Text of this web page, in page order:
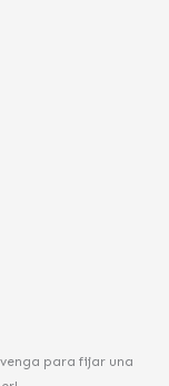
para fijar una